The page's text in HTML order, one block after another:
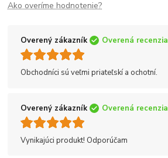
Ako overíme hodnotenie?
Overený zákazník Overená recenzia
Obchodníci sú veľmi priateľskí a ochotní.
Overený zákazník Overená recenzia
Vynikajúci produkt! Odporúčam